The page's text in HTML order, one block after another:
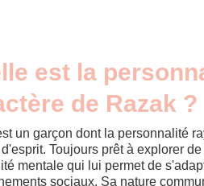
est la
de Razak ?
un garçon dont la personnalité
Toujours prêt à explorer
mentale qui lui permet de
sociaux. Sa nature